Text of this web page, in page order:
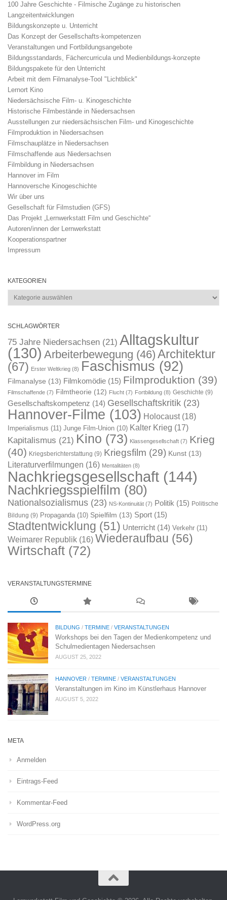
100 Jahre Geschichte - Filmische Zugänge zu historischen
Langzeitentwicklungen
Bildungskonzepte u. Unterricht
Das Konzept der Gesellschafts-kompetenzen
Veranstaltungen und Fortbildungsangebote
Bildungsstandards, Fächercurricula und Medienbildungs-konzepte
Bildungspakete für den Unterricht
Arbeit mit dem Filmanalyse-Tool "Lichtblick"
Lernort Kino
Niedersächsische Film- u. Kinogeschichte
Historische Filmbestände in Niedersachsen
Ausstellungen zur niedersächsischen Film- und Kinogeschichte
Filmproduktion in Niedersachsen
Filmschauplätze in Niedersachsen
Filmschaffende aus Niedersachsen
Filmbildung in Niedersachsen
Hannover im Film
Hannoversche Kinogeschichte
Wir über uns
Gesellschaft für Filmstudien (GFS)
Das Projekt „Lernwerkstatt Film und Geschichte“
Autoren/innen der Lernwerkstatt
Kooperationspartner
Impressum
KATEGORIEN
Kategorien
SCHLAGWÖRTER
75 Jahre Niedersachsen (21) Alltagskultur
(130) Arbeiterbewegung (46) Architektur
(67) Erster Weltkrieg (8) Faschismus (92)
Filmanalyse (13) Filmkomödie (15) Filmproduktion (39)
Filmschaffende (7) Filmtheorie (12) Flucht (7) Fortbildung (8) Geschichte (9)
Gesellschaftskompetenz (14) Gesellschaftskritik (23)
Hannover-Filme (103) Holocaust(18)
Imperialismus (11) Junge Film-Union (10) Kalter Krieg (17)
Kapitalismus (21) Kino (73) Klassengesellschaft (7) Krieg
(40) Kriegsberichterstattung (9) Kriegsfilm (29) Kunst (13)
Literaturverfilmungen (16) Mentalitäten (8)
Nachkriegsgesellschaft (144)
Nachkriegsspielfilm (80)
Nationalsozialismus (23) NS-Kontinuität (7) Politik (15) Politische
Bildung (9) Propaganda (10) Spielfilm (13) Sport (15)
Stadtentwicklung (51) Unterricht (14) Verkehr (11)
Weimarer Republik (16) Wiederaufbau (56)
Wirtschaft (72)
VERANSTALTUNGSTERMINE
BILDUNG / TERMINE / VERANSTALTUNGEN
Workshops bei den Tagen der Medienkompetenz und
Schulmedientagen Niedersachsen
AUGUST 25, 2022
HANNOVER / TERMINE / VERANSTALTUNGEN
Veranstaltungen im Kino im Künstlerhaus Hannover
AUGUST 5, 2022
META
Anmelden
Eintrags-Feed
Kommentar-Feed
WordPress.org